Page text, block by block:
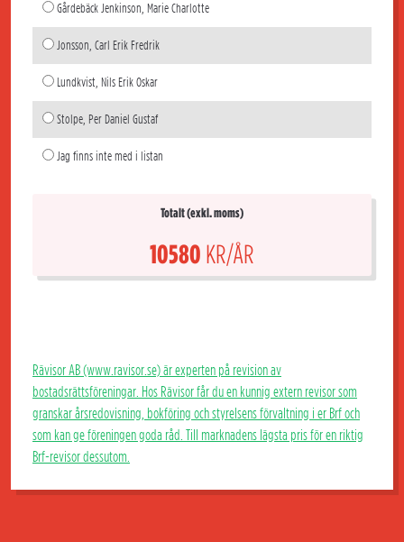
Gårdebäck Jenkinson, Marie Charlotte
Jonsson, Carl Erik Fredrik
Lundkvist, Nils Erik Oskar
Stolpe, Per Daniel Gustaf
Jag finns inte med i listan
Totalt (exkl. moms)
10580 KR/ÅR
Rävisor AB (www.ravisor.se) är experten på revision av
bostadsrättsföreningar. Hos Rävisor får du en kunnig extern revisor som
granskar årsredovisning, bokföring och styrelsens förvaltning i er Brf och
som kan ge föreningen goda råd. Till marknadens lägsta pris för en riktig
Brf-revisor dessutom.